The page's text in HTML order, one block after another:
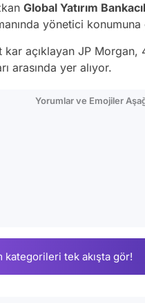
Global Yatırım
yönetici konumuna
kar açıklayan JP
arasında yer alıyor.
Yorumlar ve Emojiler
kategorileri tek akışta gör!